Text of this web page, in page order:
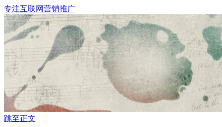
专注互联网营销推广
跳至正文